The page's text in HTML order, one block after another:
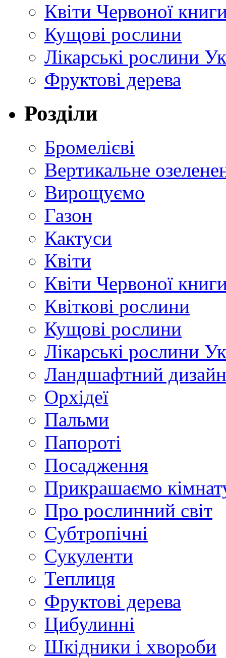
Квіти Червоної
Кущові рослини
Лікарські рослини
Фруктові дерева
Розділи
Бромелієві
Вертикальне
Вирощуємо
Газон
Кактуси
Квіти
Квіти Червоної
Квіткові рослини
Кущові рослини
Лікарські рослини
Ландшафтний дизайн
Орхідеї
Пальми
Папороті
Посадження
Прикрашаємо
Про рослинний світ
Субтропічні
Сукуленти
Теплиця
Фруктові дерева
Цибулинні
Шкідники і хвороби